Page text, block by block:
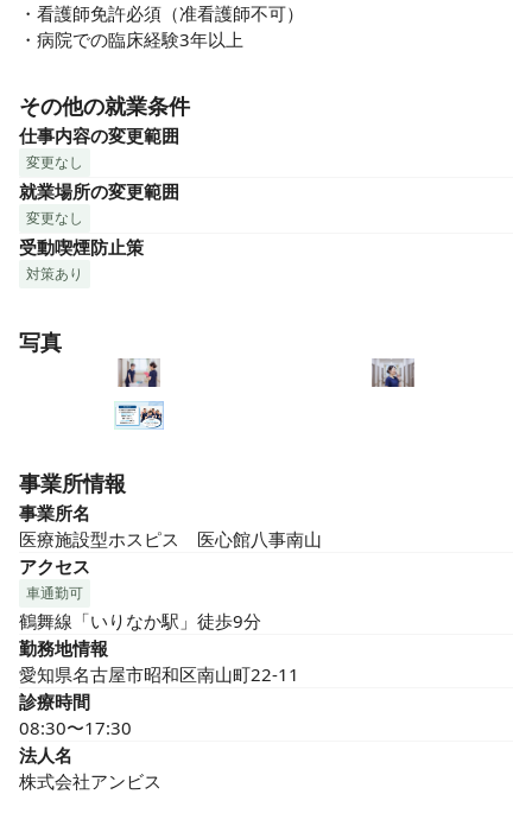
・看護師免許必須（准看護師不可）
・病院での臨床経験3年以上
その他の就業条件
仕事内容の変更範囲
変更なし
就業場所の変更範囲
変更なし
受動喫煙防止策
対策あり
写真
事業所情報
事業所名
医療施設型ホスピス　医心館八事南山
アクセス
車通勤可
鶴舞線「いりなか駅」徒歩9分
勤務地情報
愛知県名古屋市昭和区南山町22-11
診療時間
08:30〜17:30
法人名
株式会社アンビス